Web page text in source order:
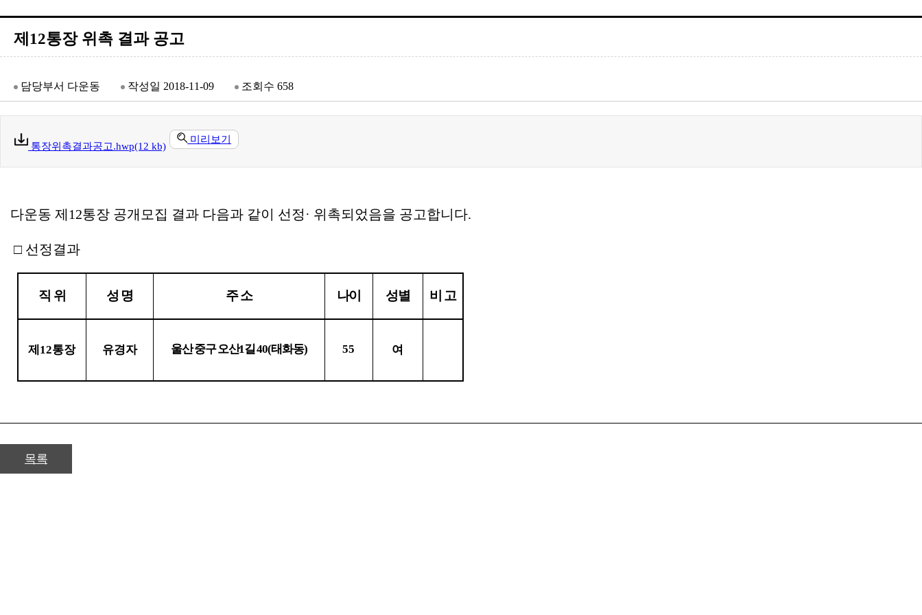
제12통장 위촉 결과 공고
담당부서 다운동 작성일 2018-11-09 조회수 658
통장위촉결과공고.hwp(12 kb)
미리보기
다운동 제12통장 공개모집 결과 다음과 같이 선정 · 위촉되었음을 공고합니다.
□ 선정결과
직 위 성 명 주 소 나이 성별 비 고
제 12통장 유경자 울산 중구 오산1길40(태화동) 55 여
목록